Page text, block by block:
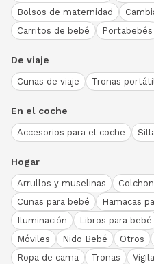
Bolsos de maternidad
Carritos de bebé
Portabebés
De viaje
Cunas de viaje Tronas
En el coche
Accesorios para el coche
Hogar
Arrullos y muselinas
Cunas para bebé
Hamacas
Iluminación
Libros para bebé
Móviles
Nido Bebé Otros
Ropa de cama
Tronas